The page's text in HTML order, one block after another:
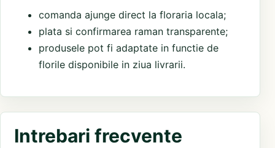
comanda ajunge direct la floraria locala;
plata si confirmarea raman transparente;
produsele pot fi adaptate in functie de
florile disponibile in ziua livrarii.
Intrebari frecvente